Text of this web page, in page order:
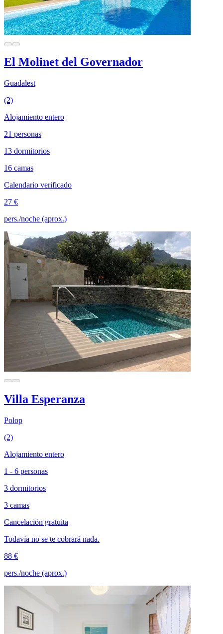
El Molinet del Governador
Guadalest
(2)
Alojamiento entero
21 personas
13 dormitorios
16 camas
Calendario verificado
27 €
pers./noche (aprox.)
Villa Esperanza
Polop
(2)
Alojamiento entero
1 - 6 personas
3 dormitorios
3 camas
Cancelación gratuita
Todavía no se te cobrará nada.
88 €
pers./noche (aprox.)